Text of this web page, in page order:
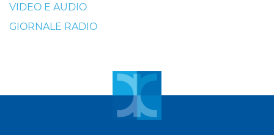
VIDEO E AUDIO
GIORNALE RADIO